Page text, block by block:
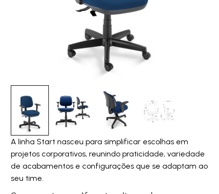
A linha Start nasceu para simplificar escolhas em
projetos corporativos, reunindo praticidade, variedade
de acabamentos e configurações que se adaptam ao
seu time.